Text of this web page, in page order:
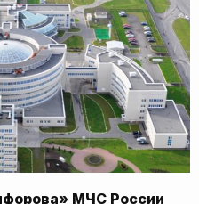
МЧС России